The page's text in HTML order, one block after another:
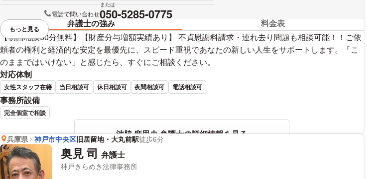
または
電話で問い合わせ050-5285-0775
弁護士の強み
料金表
【初回相談60分無料】【財産分与増額実績あり】 不貞慰謝料請求・連れ去り問題も相談可能！！ご依
頼者の権利と経済的な安定を最優先に、スピード重視であなたの新しい人生をサポートします。「こ
のままではいけない」と感じたら、すぐにご相談ください。
対応体制
女性スタッフ在籍 当日相談可 休日相談可 夜間相談可 電話相談可
事務所設備
完全個室で相談
池脇 麻里央 弁護士の詳細情報を見る
視覚的に省略されている要素を
もっと見る
兵庫県 神戸市中央区旧居留地・大丸前駅徒歩6分
奥見 司 弁護士
神戸きらめき法律事務所